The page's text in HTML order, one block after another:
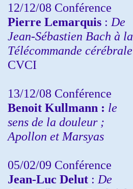
12/12/08 Conférence
Pierre Lemarquis : De
Jean-Sébastien Bach à la
Télécommande cérébrale
CVCI
13/12/08 Conférence
Benoit Kullmann : le
sens de la douleur ;
Apollon et Marsyas
05/02/09 Conférence
Jean-Luc Delut : De